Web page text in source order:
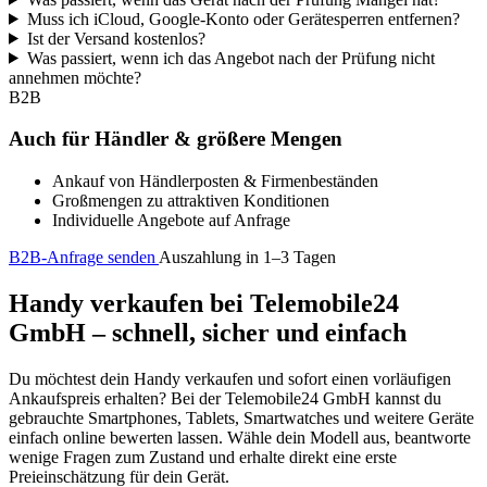
Muss ich iCloud, Google-Konto oder Gerätesperren entfernen?
Ist der Versand kostenlos?
Was passiert, wenn ich das Angebot nach der Prüfung nicht
annehmen möchte?
B2B
Auch für Händler & größere Mengen
Ankauf von Händlerposten & Firmenbeständen
Großmengen zu attraktiven Konditionen
Individuelle Angebote auf Anfrage
B2B-Anfrage senden Auszahlung in 1–3 Tagen
Handy verkaufen bei Telemobile24
GmbH – schnell, sicher und einfach
Du möchtest dein Handy verkaufen und sofort einen vorläufigen
Ankaufspreis erhalten? Bei der Telemobile24 GmbH kannst du
gebrauchte Smartphones, Tablets, Smartwatches und weitere Geräte
einfach online bewerten lassen. Wähle dein Modell aus, beantworte
wenige Fragen zum Zustand und erhalte direkt eine erste
Preieinschätzung für dein Gerät.